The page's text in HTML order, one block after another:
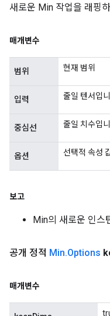
새로운 Min 작업을 래핑
매개변수
범위 현재 범위
입력 줄일 텐서입
중심선 줄일 치수입
옵션 선택적 속성
보고
Min의 새로운 인스
공개 정적 Min.Options
매개변수